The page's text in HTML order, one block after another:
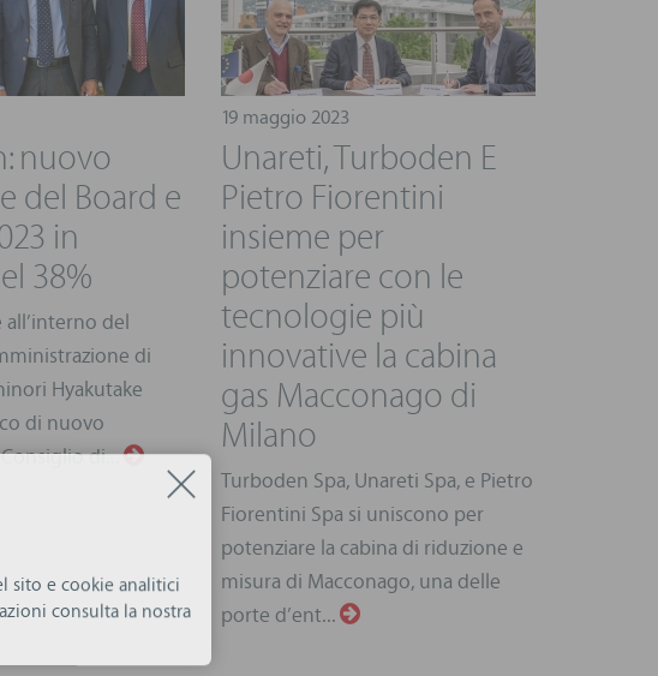
nuovo
del Board e
in
38%
del
di
Hyakutake
di nuovo
di...
19 maggio 2023
Unareti, Turboden E
Pietro Fiorentini
insieme per
potenziare con le
tecnologie più
innovative la cabina
gas Macconago di
Milano
Turboden Spa, Unareti Spa, e Pietro
Fiorentini Spa si uniscono per
potenziare la cabina di riduzione e
misura di Macconago, una delle
porte d’ent...
sito e cookie analitici
consulta la nostra